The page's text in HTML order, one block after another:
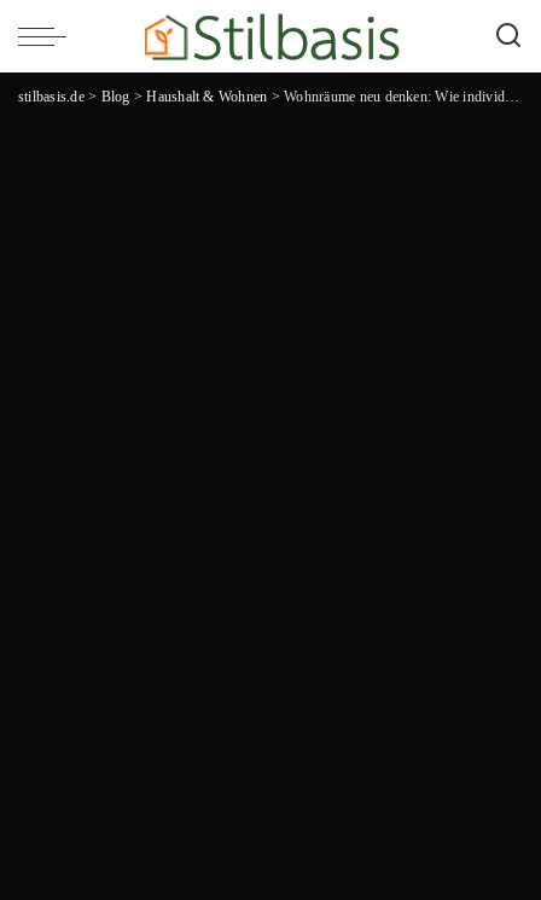
stilbasis.de> Blog >Haushalt & Wohnen >Wohnräume neu denken: Wie individuelle Polsterlösungen den Unterschied machen